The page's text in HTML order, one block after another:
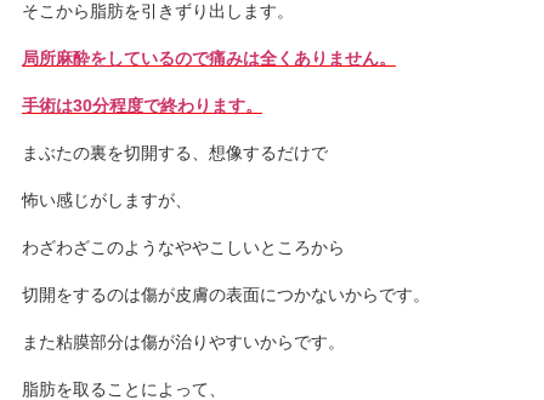
そこから脂肪を引きずり出します。
局所麻酔をしているので痛みは全くありません。
手術は30分程度で終わります。
まぶたの裏を切開する、想像するだけで
怖い感じがしますが、
わざわざこのようなややこしいところから
切開をするのは傷が皮膚の表面につかないからです。
また粘膜部分は傷が治りやすいからです。
脂肪を取ることによって、